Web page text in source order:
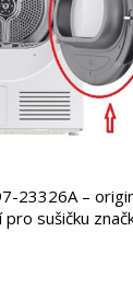
23326A –
sušičku